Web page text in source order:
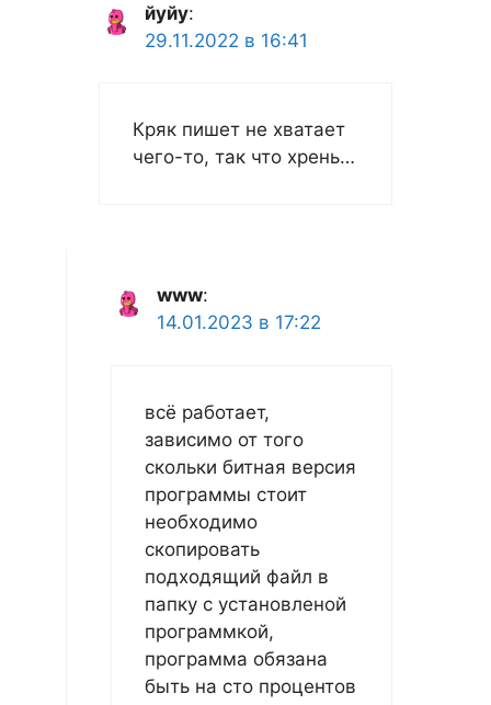
йуйу:
29.11.2022 в 16:41
Кряк пишет не хватает
чего-то, так что хрень…
www:
14.01.2023 в 17:22
всё работает,
зависимо от того
скольки битная версия
программы стоит
необходимо
скопировать
подходящий файл в
папку с установленой
программкой,
программа обязана
быть на сто процентов